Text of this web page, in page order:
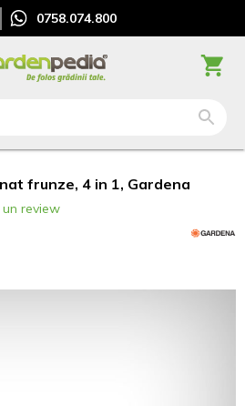
0758.074.800
frunze, 4 in 1, Gardena
review